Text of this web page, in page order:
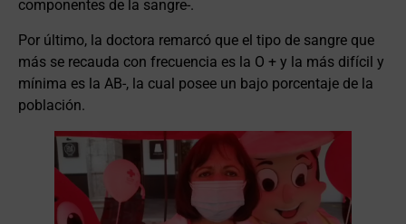
componentes de la sangre-.
Por último, la doctora remarcó que el tipo de sangre que
más se recauda con frecuencia es la O + y la más difícil y
mínima es la AB-, la cual posee un bajo porcentaje de la
población.